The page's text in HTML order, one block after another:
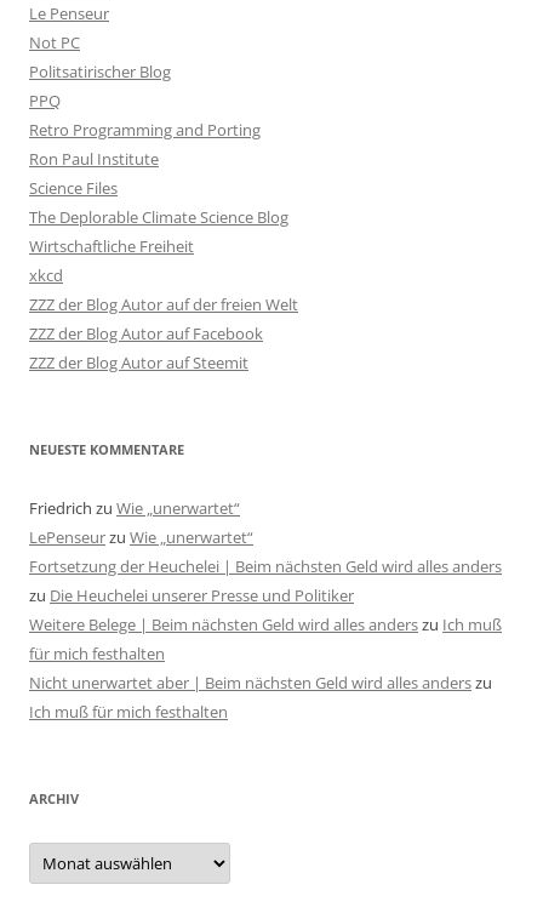
Le Penseur
Not PC
Politsatirischer Blog
PPQ
Retro Programming and Porting
Ron Paul Institute
Science Files
The Deplorable Climate Science Blog
Wirtschaftliche Freiheit
xkcd
ZZZ der Blog Autor auf der freien Welt
ZZZ der Blog Autor auf Facebook
ZZZ der Blog Autor auf Steemit
NEUESTE KOMMENTARE
Friedrich zu Wie „unerwartet“
LePenseurzu Wie „unerwartet“
Fortsetzung der Heuchelei | Beim nächsten Geld wird alles anders
zu Die Heuchelei unserer Presse und Politiker
Weitere Belege | Beim nächsten Geld wird alles anderszu Ich muß
für mich festhalten
Nicht unerwartet aber | Beim nächsten Geld wird alles anderszu
Ich muß für mich festhalten
ARCHIV
Archiv